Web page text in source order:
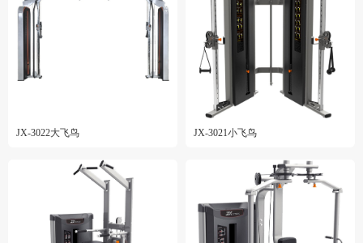
JX-3022大飞鸟 JX-3021小飞鸟